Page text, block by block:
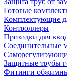
Готовые
Комплектующие
Контроллеры
Проходки для
Соединительные
Защитные трубы
Фитинги